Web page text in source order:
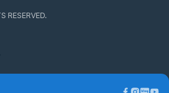
페 인 블 유
RESERVED.